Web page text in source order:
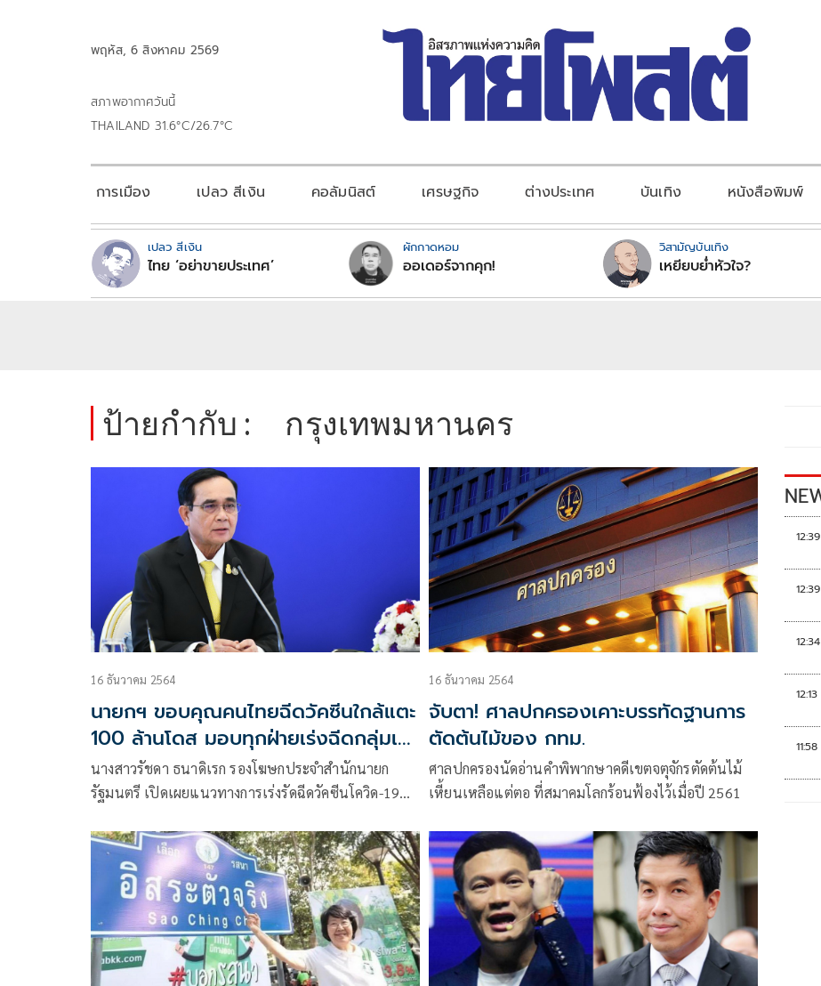
พฤหัส, 6 สิงหาคม 2569
สภาพอากาศวันนี้
THAILAND 31.6°C/26.7°C
การเมือง เปลว สีเงิน คอลัมนิสต์ เศรษฐกิจ ต่างประเทศ บันเทิง หนังสือพิมพ์
เปลว สีเงิน
ไทย ‘อย่าขายประเทศ’
ผักกาดหอม
ออเดอร์จากคุก!
วิสามัญบันเทิง
เหยียบย่ำหัวใจ?
ป้ายกำกับ : กรุงเทพมหานคร
16 ธันวาคม 2564
นายกฯ ขอบคุณคนไทยฉีดวัคซีนใกล้แตะ
100 ล้านโดส มอบทุกฝ่ายเร่งฉีดกลุ่มเข้า
ถึงยาก
นางสาวรัชดา ธนาดิเรก รองโฆษกประจำสำนักนายก
รัฐมนตรี เปิดเผยแนวทางการเร่งรัดฉีดวัคซีนโควิด-19
จันทร์โอชา นายกรัฐมนตรีที่ติดตามความคืบหน้าการฉีด
วัคซีนให้แก่ประชาชนอย่างใกล้ชิด
16 ธันวาคม 2564
จับตา! ศาลปกครองเคาะบรรทัดฐานการ
ตัดต้นไม้ของ กทม.
ศาลปกครองนัดอ่านคำพิพากษาคดีเขตจตุจักรตัดต้นไม้
เหี้ยนเหลือแต่ตอ ที่สมาคมโลกร้อนฟ้องไว้เมื่อปี 2561